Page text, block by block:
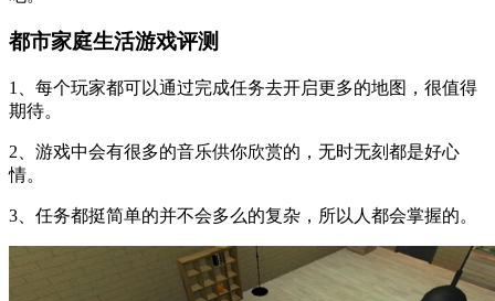
都市家庭生活游戏评测
1、每个玩家都可以通过完成任务去开启更多的地图，很值得
期待。
2、游戏中会有很多的音乐供你欣赏的，无时无刻都是好心
情。
3、任务都挺简单的并不会多么的复杂，所以人都会掌握的。